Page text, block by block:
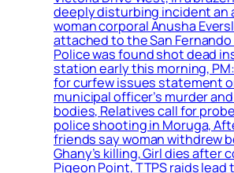
deeply disturbing incident an
woman corporal Anusha
attached to the San
Police was found shot dead
station early this morning,
for curfew issues statement
municipal officer’s murder
bodies, Relatives call for
police shooting in Moruga,
friends say woman withdrew
Ghany’s killing, Girl dies after
Pigeon Point, TTPS raids